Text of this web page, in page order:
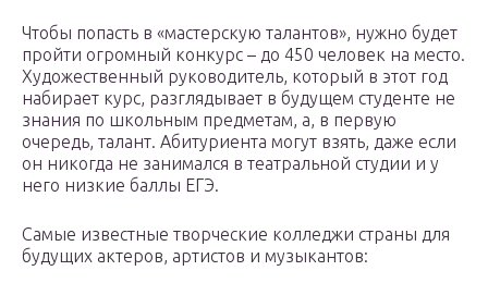
Чтобы попасть в «мастерскую талантов», нужно будет
пройти огромный конкурс – до 450 человек на место.
Художественный руководитель, который в этот год
набирает курс, разглядывает в будущем студенте не
знания по школьным предметам, а, в первую
очередь, талант. Абитуриента могут взять, даже если
он никогда не занимался в театральной студии и у
него низкие баллы ЕГЭ.
Самые известные творческие колледжи страны для
будущих актеров, артистов и музыкантов: